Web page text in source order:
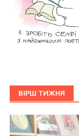
ВІРШ ТИЖНЯ